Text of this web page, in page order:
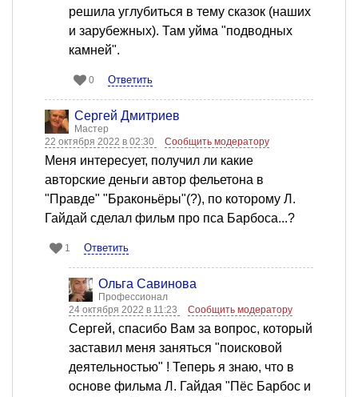
решила углубиться в тему сказок (наших
и зарубежных). Там уйма "подводных
камней".
0 Ответить
Сергей Дмитриев
Мастер
22 октября 2022 в 02:30
Сообщить модератору
Меня интересует, получил ли какие
авторские деньги автор фельетона в
"Правде" "Браконьёры"(?), по которому Л.
Гайдай сделал фильм про пса Барбоса...?
1 Ответить
Ольга Савинова
Профессионал
24 октября 2022 в 11:23
Сообщить модератору
Сергей, спасибо Вам за вопрос, который
заставил меня заняться "поисковой
деятельностью" ! Теперь я знаю, что в
основе фильма Л. Гайдая "Пёс Барбос и